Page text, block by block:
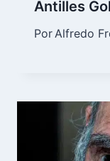
Antilles
PorAlfredo